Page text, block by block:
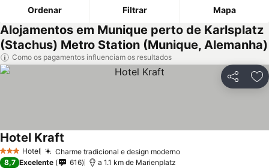
Ordenar Filtrar Mapa
Alojamentos em Munique perto de Karlsplatz
(Stachus) Metro Station (Munique, Alemanha)
Como os pagamentos influenciam os resultados
Partilhar
3 EstrelasHotel Charme tradicional e design moderno
Hotel Kraft
8,7 Excelente 616 a 1.1 km de Marienplatz